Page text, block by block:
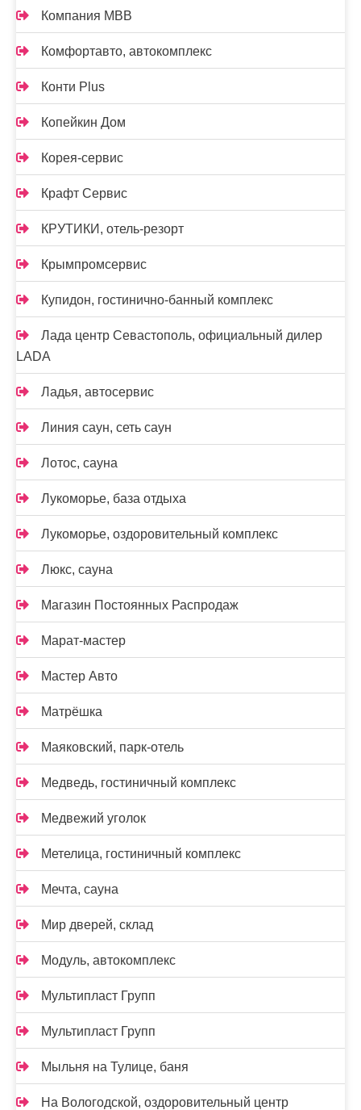
Компания МВВ
Комфортавто, автокомплекс
Конти Plus
Копейкин Дом
Корея-сервис
Крафт Сервис
КРУТИКИ, отель-резорт
Крымпромсервис
Купидон, гостинично-банный комплекс
Лада центр Севастополь, официальный дилер
LADA
Ладья, автосервис
Линия саун, сеть саун
Лотос, сауна
Лукоморье, база отдыха
Лукоморье, оздоровительный комплекс
Люкс, сауна
Магазин Постоянных Распродаж
Марат-мастер
Мастер Авто
Матрёшка
Маяковский, парк-отель
Медведь, гостиничный комплекс
Медвежий уголок
Метелица, гостиничный комплекс
Мечта, сауна
Мир дверей, склад
Модуль, автокомплекс
Мультипласт Групп
Мультипласт Групп
Мыльня на Тулице, баня
На Вологодской, оздоровительный центр